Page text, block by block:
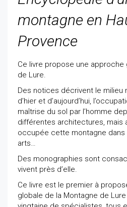
montagne en
Provence
Ce livre propose une
de Lure.
Des notices décrivent le milieu
d’hier et d’aujourd’hui,
maîtrise du sol par l’homme
différentes architectures, mais
occupée cette montagne dans
arts…
Des monographies sont
vivent près d’elle.
Ce livre est le premier à
globale de la Montagne de